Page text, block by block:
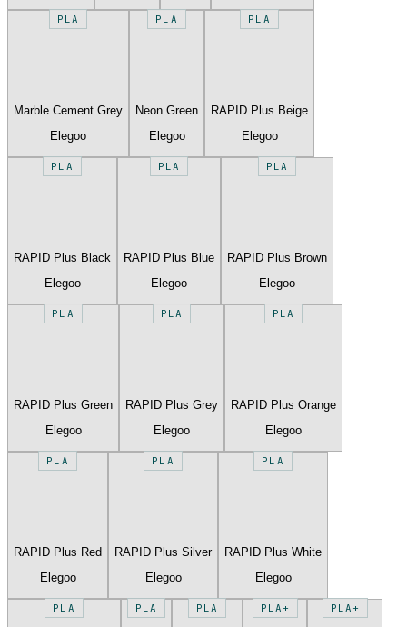
PLA
Marble Cement Grey
Elegoo
PLA
Neon Green
Elegoo
PLA
RAPID Plus Beige
Elegoo
PLA
RAPID Plus Black
Elegoo
PLA
RAPID Plus Blue
Elegoo
PLA
RAPID Plus Brown
Elegoo
PLA
RAPID Plus Green
Elegoo
PLA
RAPID Plus Grey
Elegoo
PLA
RAPID Plus Orange
Elegoo
PLA
RAPID Plus Red
Elegoo
PLA
RAPID Plus Silver
Elegoo
PLA
RAPID Plus White
Elegoo
PLA PLA PLA PLA+ PLA+